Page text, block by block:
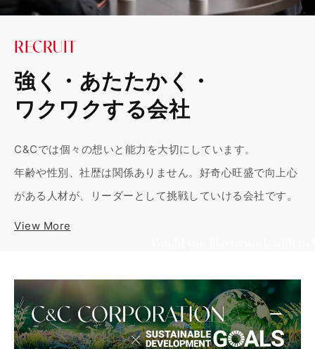
RECRUIT
強く・あたたかく・
ワクワクする会社
C&Cでは個々の想いと能力を大切にしています。
年齢や性別、社歴は関係ありません。好奇心旺盛で向上心
がある人材が、リーダーとして挑戦していける会社です。
View More